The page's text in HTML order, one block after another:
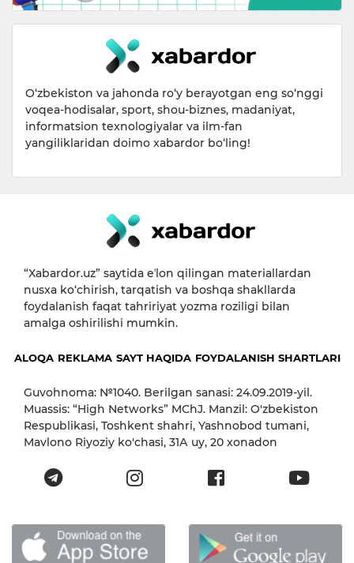
O‘zbekiston va jahonda ro‘y berayotgan eng so‘nggi
voqea-hodisalar, sport, shou-biznes, madaniyat,
informatsion texnologiyalar va ilm-fan
yangiliklaridan doimo xabardor bo‘ling!
“Xabardor.uz” saytida eʼlon qilingan materiallardan
nusxa ko‘chirish, tarqatish va boshqa shakllarda
foydalanish faqat tahririyat yozma roziligi bilan
amalga oshirilishi mumkin.
ALOQA REKLAMA SAYT HAQIDA FOYDALANISH SHARTLARI
Guvohnoma: №1040. Berilgan sanasi: 24.09.2019-yil.
Muassis: “High Networks” MChJ. Manzil: O'zbekiston
Respublikasi, Toshkent shahri, Yashnobod tumani,
Mavlono Riyoziy ko'chasi, 31А uy, 20 xonadon